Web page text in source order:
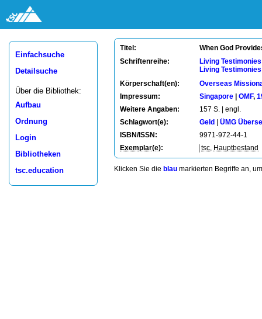
Einfachsuche
Detailsuche
Über die Bibliothek:
Aufbau
Ordnung
Login
Bibliotheken
tsc.education
Titel: When God
Schriftenreihe:
Living
Living
Körperschaft(en):
Overseas
Impressum:
Singapore OMF,
Weitere Angaben:
157 S. | engl.
Schlagwort(e):
Geld
ÜMG
ISBN/ISSN:
9971-972-44-1
Exemplar(e): tsc Hauptbestand
Klicken Sie die blau markierten Begriffe an,